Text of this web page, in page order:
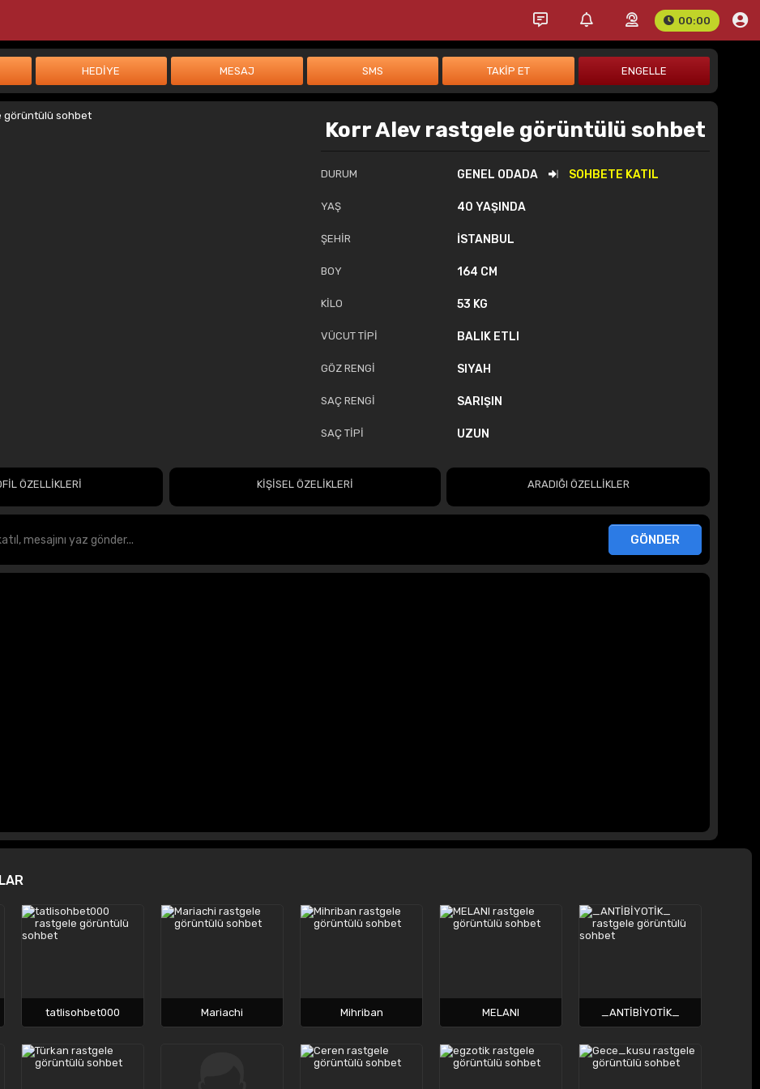
00:00
Korr Alev rastgele görüntülü sohbet
DURUM GENEL ODADA SOHBETE KATIL
YAŞ 40 YAŞINDA
ŞEHİR İSTANBUL
BOY 164 CM
KİLO 53 KG
VÜCUT TİPİ BALIK ETLI
GÖZ RENGİ SIYAH
SAÇ RENGİ SARIŞIN
SAÇ TİPİ UZUN
ÖZELLİKLERİ KİŞİSEL ÖZELİKLERİ ARADIĞI ÖZELLİKLER
tatlisohbet000 Mariachi Mihriban MELANI _ANTİBİYOTİK_